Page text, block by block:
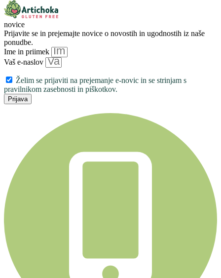
novice
Prijavite se in prejemajte novice o novostih in ugodnostih iz naše
ponudbe.
Ime in priimek
Vaš e-naslov
Želim se prijaviti na prejemanje e-novic in se strinjam s
pravilnikom zasebnosti in piškotkov.
Prijava